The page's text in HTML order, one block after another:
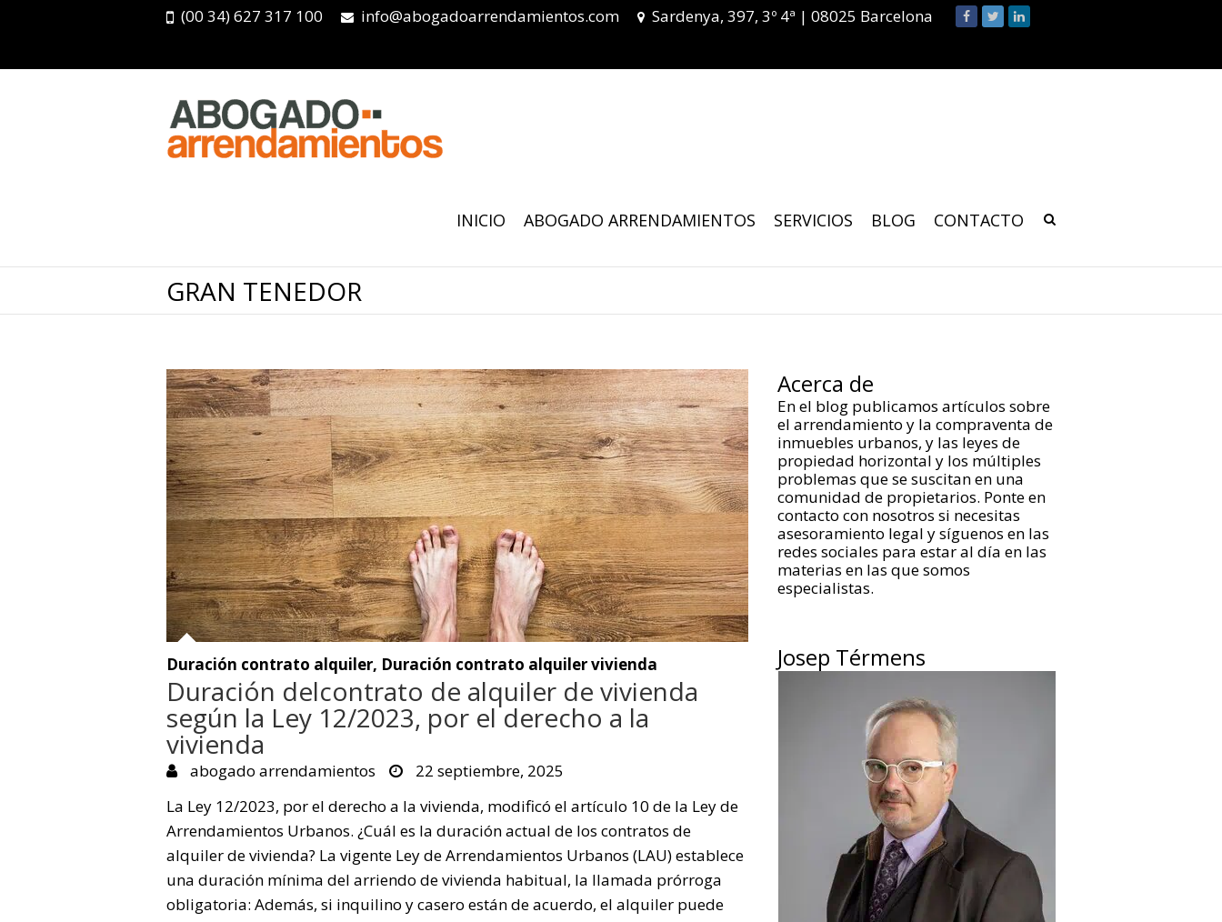
(00 34) 627 317 100 info@abogadoarrendamientos.com Sardenya, 397, 3º 4ª | 08025 Barcelona
INICIO ABOGADO ARRENDAMIENTOS SERVICIOS BLOG CONTACTO
GRAN TENEDOR
Duración contrato alquiler, Duración contrato alquiler vivienda
Duración delcontrato de alquiler de vivienda
según la Ley 12/2023, por el derecho a la
vivienda
abogado arrendamientos
22 septiembre, 2025
La Ley 12/2023, por el derecho a la vivienda, modificó el artículo 10 de la Ley de
Arrendamientos Urbanos. ¿Cuál es la duración actual de los contratos de
alquiler de vivienda? La vigente Ley de Arrendamientos Urbanos (LAU) establece
una duración mínima del arriendo de vivienda habitual, la llamada prórroga
obligatoria: Además, si inquilino y casero están de acuerdo, el alquiler puede
Acerca de
En el blog publicamos artículos sobre
el arrendamiento y la compraventa de
inmuebles urbanos, y las leyes de
propiedad horizontal y los múltiples
problemas que se suscitan en una
comunidad de propietarios. Ponte en
contacto con nosotros si necesitas
asesoramiento legal y síguenos en las
redes sociales para estar al día en las
materias en las que somos
especialistas.
Josep Térmens